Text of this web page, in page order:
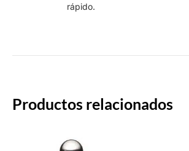
rápido.
Productos relacionados